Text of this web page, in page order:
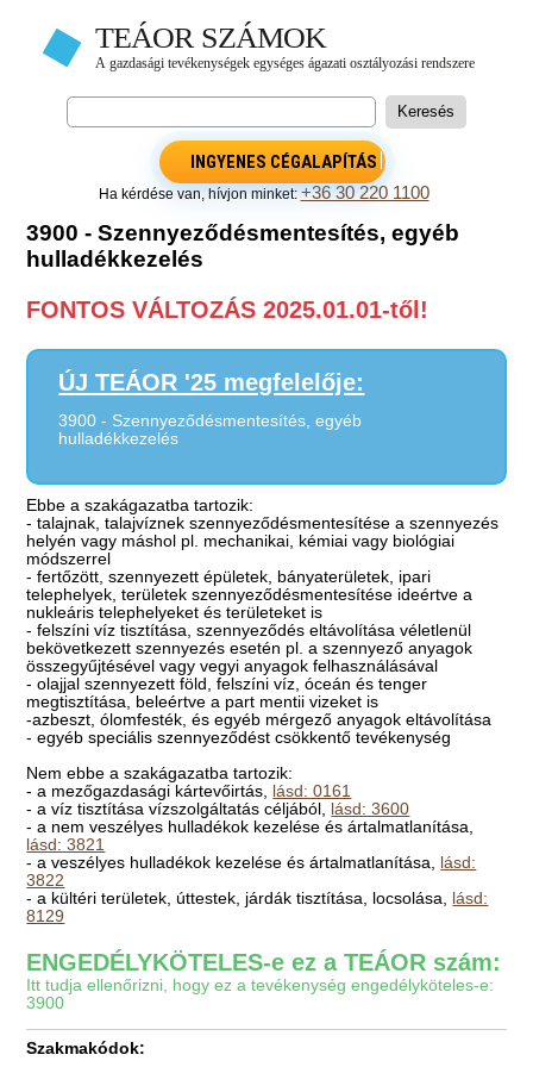
INGYENES CÉGALAPÍTÁS
Ha kérdése van, hívjon minket:+36 30 220 1100
3900 - Szennyeződésmentesítés, egyéb
hulladékkezelés
FONTOS VÁLTOZÁS 2025.01.01-től!
ÚJ TEÁOR '25 megfelelője:
3900 - Szennyeződésmentesítés, egyéb
hulladékkezelés
Ebbe a szakágazatba tartozik:
- talajnak, talajvíznek szennyeződésmentesítése a szennyezés
helyén vagy máshol pl. mechanikai, kémiai vagy biológiai
módszerrel
- fertőzött, szennyezett épületek, bányaterületek, ipari
telephelyek, területek szennyeződésmentesítése ideértve a
nukleáris telephelyeket és területeket is
- felszíni víz tisztítása, szennyeződés eltávolítása véletlenül
bekövetkezett szennyezés esetén pl. a szennyező anyagok
összegyűjtésével vagy vegyi anyagok felhasználásával
- olajjal szennyezett föld, felszíni víz, óceán és tenger
megtisztítása, beleértve a part mentii vizeket is
-azbeszt, ólomfesték, és egyéb mérgező anyagok eltávolítása
- egyéb speciális szennyeződést csökkentő tevékenység
Nem ebbe a szakágazatba tartozik:
- a mezőgazdasági kártevőirtás, lásd: 0161
- a víz tisztítása vízszolgáltatás céljából, lásd: 3600
- a nem veszélyes hulladékok kezelése és ártalmatlanítása,
lásd: 3821
- a veszélyes hulladékok kezelése és ártalmatlanítása, lásd:
3822
- a kültéri területek, úttestek, járdák tisztítása, locsolása, lásd:
8129
ENGEDÉLYKÖTELES-e ez a TEÁOR szám:
Itt tudja ellenőrizni, hogy ez a tevékenység engedélyköteles-e:
3900
Szakmakódok: